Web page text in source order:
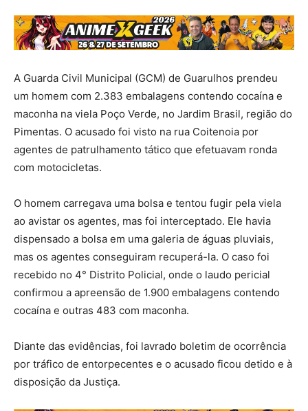
A Guarda Civil Municipal (GCM) de Guarulhos prendeu
um homem com 2.383 embalagens contendo cocaína e
maconha na viela Poço Verde, no Jardim Brasil, região do
Pimentas. O acusado foi visto na rua Coitenoia por
agentes de patrulhamento tático que efetuavam ronda
com motocicletas.
O homem carregava uma bolsa e tentou fugir pela viela
ao avistar os agentes, mas foi interceptado. Ele havia
dispensado a bolsa em uma galeria de águas pluviais,
mas os agentes conseguiram recuperá-la. O caso foi
recebido no 4° Distrito Policial, onde o laudo pericial
confirmou a apreensão de 1.900 embalagens contendo
cocaína e outras 483 com maconha.
Diante das evidências, foi lavrado boletim de ocorrência
por tráfico de entorpecentes e o acusado ficou detido e à
disposição da Justiça.